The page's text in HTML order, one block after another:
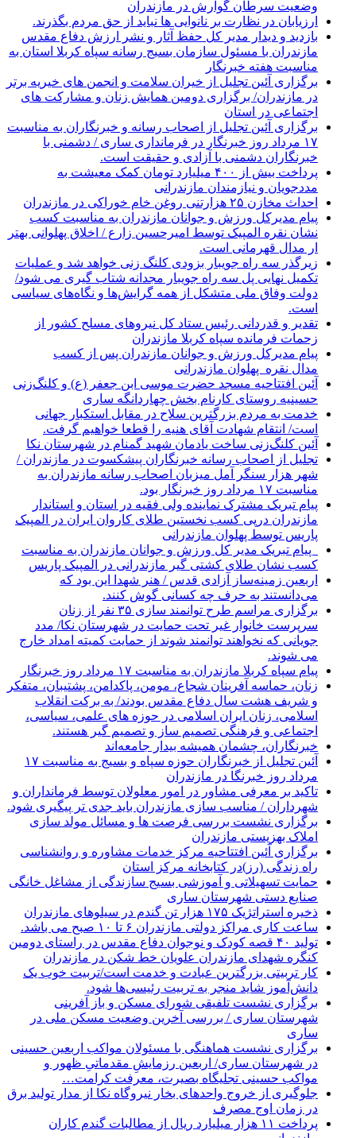
وضعیت سرطان گوارش در مازندران
ارزیابان در نظارت بر نانوایی ها نباید از حق مردم بگذرند.
بازدید و دیدار مدیر کل حفظ آثار و نشر ارزش دفاع مقدس
مازندران با مسئول سازمان بسیج رسانه سپاه کربلا استان به
مناسبت هفته خبرنگار
برگزاری آئین تجلیل از خیران سلامت و انجمن های خیریه برتر
در مازندران/ برگزاری دومین همایش زنان و مشارکت های
اجتماعی در استان
برگزاری آئین تجلیل از اصحاب رسانه و خبرنگاران به مناسبت
۱۷ مرداد روز خبرنگار در فرمانداری ساری / دشمنی با
خبرنگاران دشمنی با آزادی و حقیقت است.
پرداخت بیش از ۴۰۰ میلیارد تومان کمک معیشت به
مددجویان و نیازمندان مازندرانی
احداث مخازن ۲۵ هزارتنی روغن خام خوراکی در مازندران
پیام مدیرکل ورزش و جوانان مازندران به مناسبت کسب
نشان نقره المپیک توسط امیرحسین زارع / اخلاق پهلوانی بهتر
ار مدال قهرمانی است.
زیرگذر سه راه جویبار بزودی کلنگ زنی خواهد شد و عملیات
تکمیل نهایی پل سه راه جویبار مجدانه شتاب گیری می شود/
دولت وفاق ملی متشکل از همه گرایش‌ها و نگاه‌های سیاسی
است.
تقدیر و قدردانی رئیس ستاد کل نیرو‌های مسلح کشور از
زحمات فرمانده سپاه کربلا مازندران
پیام مدیرکل ورزش و جوانان مازندران پس از کسب
مدال نقره پهلوان مازندرانی
آئین افتتاحیه مسجد حضرت موسی ابن جعفر (ع) و کلنگ‌زنی
حسینیه روستای کارنام بخش چهاردانگه ساری
خدمت به مردم بزرگترین سلاح در مقابل استکبار جهانی
است/ انتقام شهادت آقای هنیه را قطعا خواهیم گرفت.
آئین کلنگ‌زنی ساخت یادمان شهید گمنام در شهرستان نکا
تجلیل از اصحاب رسانه خبرنگاران پیشکسوت در مازندران /
شهر هزار سنگر آمل میزبان اصحاب رسانه مازندران به
مناسبت ۱۷ مرداد روز خبرنگار بود.
پیام تبریک مشترک نماینده ولی فقیه در استان و استاندار
مازندران درپی کسب نخستین طلای کاروان ایران در المپیک
پاریس توسط پهلوان مازندرانی
‍ ‍ پیام تبریک مدیر کل ورزش و جوانان مازندران به مناسبت
کسب نشان طلای کشتی گیر مازندرانی در المپیک پاریس
اربعین زمینه‌ساز آزادی قدس / هنر شهدا این بود که
می‌دانستند به حرف چه کسانی گوش کنند.
برگزاری مراسم طرح توانمند سازی ۳۵ نفر از زنان
سرپرست خانوار غیر تحت حمایت در شهرستان نکا/ مدد
جویانی که نخواهند توانمند شوند از حمایت کمیته امداد خارج
می شوند.
پیام سپاه کربلا مازندران به مناسبت ۱۷ مرداد روز خبرنگار
زنان، حماسه آفرینان شجاع، مومن، پاکدامن، پشتیبان، متفکر
و شریف هشت سال دفاع مقدس بودند/ به برکت انقلاب
اسلامی، زنان ایران اسلامی در حوزه های علمی، سیاسی،
اجتماعی و فرهنگی تصمیم ساز و تصمیم گیر هستند.
خبرنگاران، چشمان همیشه بیدار جامعه‌اند
آئین تجلیل از خبرنگاران حوزه سپاه و بسیج به مناسبت ۱۷
مرداد روز خبرنگا در مازندران
تاکید بر معرفی مشاور در امور معلولان توسط فرمانداران و
شهرداران / مناسب سازی مازندران باید جدی تر پیگیری شود.
برگزاری نشست بررسی فرصت ها و مسائل مولد سازی
املاک بهزیستی مازندران
برگزاری آئین افتتاحیه مرکز خدمات مشاوره و روانشناسی
راه زندگی (رز)در کتابخانه مرکز استان
حمایت تسهیلاتی و آموزشی بسیج سازندگی از مشاغل خانگی
صنایع دستی شهرستان ساری
ذخیره استراتژیک ۱۷۵ هزار تن گندم در سیلوهای مازندران
ساعت کاری مراکز دولتی مازندران ۶ تا ۱۰ صبح می باشد.
تولید ۴۰ قصه کودک و نوجوان دفاع مقدس در راستای دومین
کنگره شهدای مازندران علویان خط شکن در مازندران
کار تربیتی بزرگترین عبادت و خدمت است/تربیت خوب یک
دانش‌آموز شاید منجر به تربیت رئیسی‌ها شود.
برگزاری ‌نشست تلفیقی شورای مسکن و باز آفرینی
شهرستان ساری / بررسی آخرین وضعیت مسکن ملی در
ساری
برگزاری نشست هماهنگی با مسئولان مواکب اربعین حسینی
در شهرستان ساری/ اربعین رزمایشِ مقدماتیِ ظهور و
مواکب حسینی تجلیگاه بصیرت، معرفت کرامت…
جلوگیری از خروج واحدهای بخار نیروگاه نکا از مدار تولید برق
در زمان اوج مصرف
پرداخت ۱۱ هزار میلیارد ریال از مطالبات گندم کاران